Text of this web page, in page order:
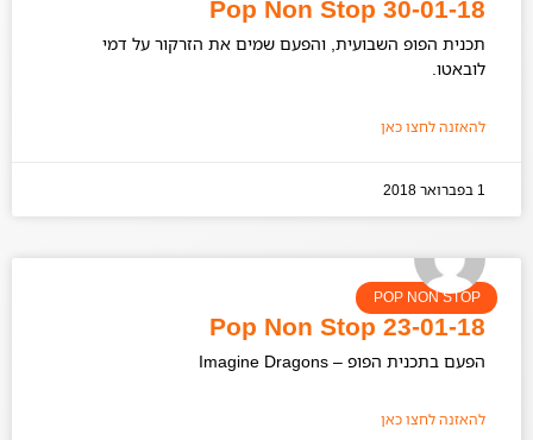
Pop Non Stop 30-01-18
תכנית הפופ השבועית, והפעם שמים את הזרקור על דמי
לובאטו.
להאזנה לחצו כאן
1 בפברואר 2018
POP NON STOP
Pop Non Stop 23-01-18
הפעם בתכנית הפופ – Imagine Dragons
להאזנה לחצו כאן